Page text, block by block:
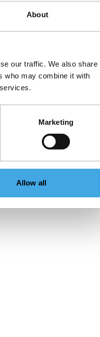
About
our traffic. We also share
who may combine it with
Marketing
Allow all